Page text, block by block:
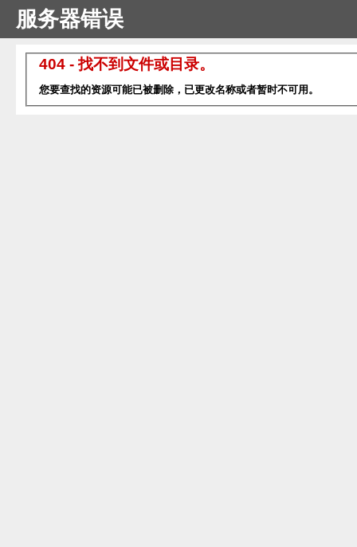
服务器错误
404 - 找不到文件或目录。
您要查找的资源可能已被删除，已更改名称或者暂时不可用。